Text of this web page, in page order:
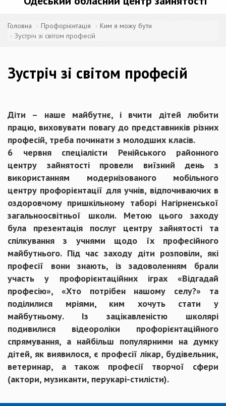
Головна Профорієнтація
Ким я можу бути
Зустріч зі світом професій
Зустріч зі світом професій
Діти – наше майбутнє, і вчити дітей любити
працю, виховувати повагу до представників різних
професій, треба починати з молодших класів.
6 червня спеціалісти Ренійського районного
центру зайнятості провели виїзний день з
використанням модернізованого мобільного
центру профорієнтації для учнів, відпочиваючих в
оздоровчому пришкільному таборі Нагірненської
загальноосвітньої школи. Метою цього заходу
була презентація послуг центру зайнятості та
спілкування з учнями щодо їх професійного
майбутнього. Під час заходу діти розповіли, які
професії вони знають, із задоволенням брали
участь у профорієнтаційних іграх «Відгадай
професію», «Хто потрібен нашому селу?» та
поділилися мріями, ким хочуть стати у
майбутньому. Із зацікавленістю школярі
подивилися відеороліки профорієнтаційного
спрямування, а найбільш популярними на думку
дітей, як виявилося, є професії лікар, будівельник,
ветеринар, а також професії творчої сфери
(актори, музиканти, перукарі-стилісти).